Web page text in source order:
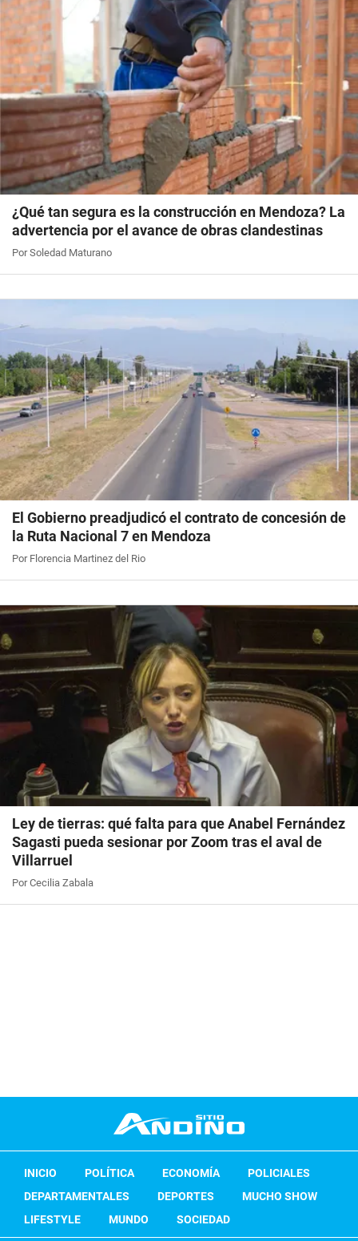
¿Qué tan segura es la construcción en Mendoza? La
advertencia por el avance de obras clandestinas
Por Soledad Maturano
El Gobierno preadjudicó el contrato de concesión de
la Ruta Nacional 7 en Mendoza
Por Florencia Martinez del Rio
Ley de tierras: qué falta para que Anabel Fernández
Sagasti pueda sesionar por Zoom tras el aval de
Villarruel
Por Cecilia Zabala
INICIO POLÍTICA ECONOMÍA
POLICIALES
DEPARTAMENTALES
DEPORTES
MUCHO SHOW
LIFESTYLE
MUNDO SOCIEDAD